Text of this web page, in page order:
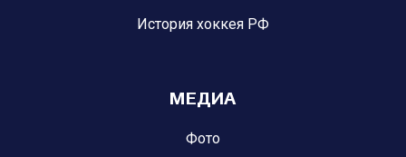
История хоккея РФ
МЕДИА
Фото